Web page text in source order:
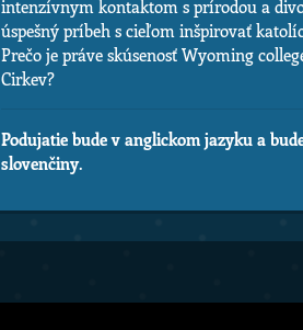
intenzívnym kontaktom s prírodou a
úspešný príbeh s cieľom inšpirovať
Prečo je práve skúsenosť Wyoming
Cirkev?
Podujatie bude v anglickom jazyku a
slovenčiny.